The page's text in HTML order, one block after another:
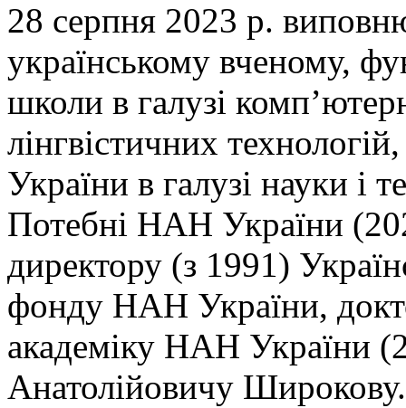
28 серпня 2023 р.
українському вченому,
школи в галузі
лінгвістичних
України в галузі науки і
Потебні НАН України
директору (з 1991)
фонду НАН України,
академіку НАН України
Анатолійовичу Широкову.